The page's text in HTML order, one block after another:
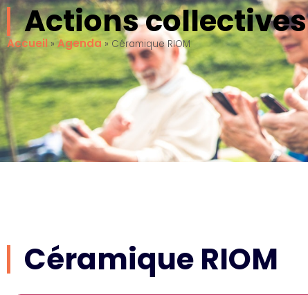
Actions
Accueil » Agenda» Céramique RIOM
Céramique RIOM